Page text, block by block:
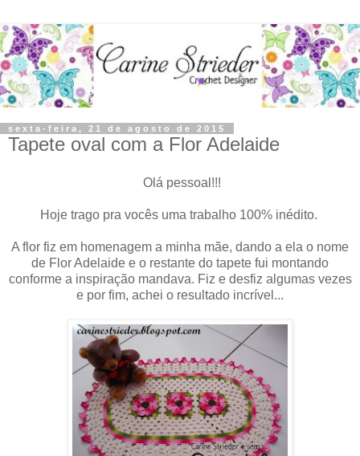
sexta-feira, 21 de agosto de 2015
Tapete oval com a Flor Adelaide
Olá pessoal!!!
Hoje trago pra vocês uma trabalho 100% inédito.
A flor fiz em homenagem a minha mãe, dando a ela o nome
de Flor Adelaide e o restante do tapete fui montando
conforme a inspiração mandava. Fiz e desfiz algumas vezes
e por fim, achei o resultado incrível...